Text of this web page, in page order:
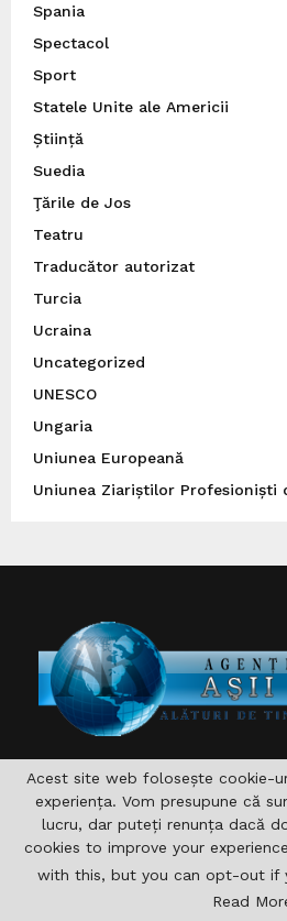
Spania
Spectacol
Sport
Statele Unite ale Americii
Știință
Suedia
Ţările de Jos
Teatru
Traducător autorizat
Turcia
Ucraina
Uncategorized
UNESCO
Ungaria
Uniunea Europeană
Uniunea Ziariștilor Profesioniști
DESPRE
Asociaţia are drept scop ,
relaţiilor germane-române şi în
sprijinirea diferitelor acţiuni
cultură, sport, radio, Informaţie şi
accesului către noile căi de
Acest site web folosește cookie-
experiența. Vom presupune că
lucru, dar puteți renunța dacă
cookies to improve your
with this, but you can opt-out if
Read